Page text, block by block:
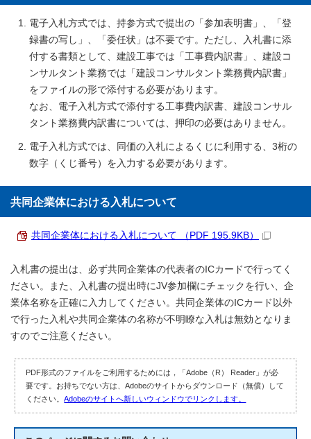
電子入札方式では、持参方式で提出の「参加表明書」、「登
録書の写し」、「委任状」は不要です。ただし、入札書に添
付する書類として、建設工事では「工事費内訳書」、建設コ
ンサルタント業務では「建設コンサルタント業務費内訳書」
をファイルの形で添付する必要があります。
なお、電子入札方式で添付する工事費内訳書、建設コンサル
タント業務費内訳書については、押印の必要はありません。
電子入札方式では、同価の入札によるくじに利用する、3桁の
数字（くじ番号）を入力する必要があります。
共同企業体における入札について
共同企業体における入札について （PDF 195.9KB）
入札書の提出は、必ず共同企業体の代表者のICカードで行ってく
ださい。また、入札書の提出時にJV参加欄にチェックを行い、企
業体名称を正確に入力してください。共同企業体のICカード以外
で行った入札や共同企業体の名称が不明瞭な入札は無効となりま
すのでご注意ください。
PDF形式のファイルをご利用するためには，「Adobe（R） Reader」が必
要です。お持ちでない方は、Adobeのサイトからダウンロード（無償）して
ください。Adobeのサイトへ新しいウィンドウでリンクします。